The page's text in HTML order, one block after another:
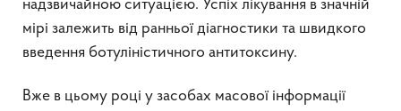
надзвичайною ситуацією. Успіх лікування в значній
мірі залежить від ранньої діагностики та швидкого
введення ботуліністичного антитоксину.
Вже в цьому році у засобах масової інформації